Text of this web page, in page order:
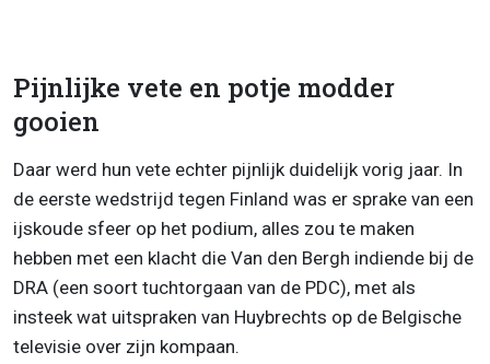
Pijnlijke vete en potje modder
gooien
Daar werd hun vete echter pijnlijk duidelijk vorig jaar. In
de eerste wedstrijd tegen Finland was er sprake van een
ijskoude sfeer op het podium, alles zou te maken
hebben met een klacht die Van den Bergh indiende bij de
DRA (een soort tuchtorgaan van de PDC), met als
insteek wat uitspraken van Huybrechts op de Belgische
televisie over zijn kompaan.